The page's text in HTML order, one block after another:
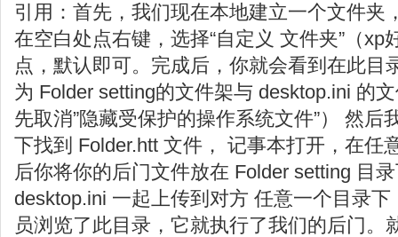
引用：首先，我们现在本地建立一个文件夹
在空白处点右键，选择“自定义 文件夹”（xp
点，默认即可。完成后，你就会看到在此目
为 Folder setting的文件架与 desktop.ini 的
先取消”隐藏受保护的操作系统文件”） 然后
下找到 Folder.htt 文件， 记事本打开，在任
后你将你的后门文件放在 Folder setting 目
desktop.ini 一起上传到对方 任意一个目录
员浏览了此目录，它就执行了我们的后门。